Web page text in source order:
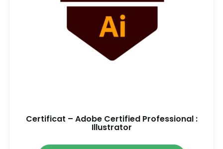
Certificat – Adobe Certified Professional :
Illustrator